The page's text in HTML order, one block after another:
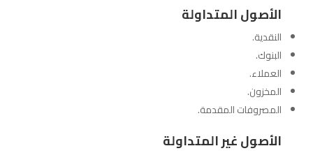
الأصول المتداولة
النقدية.
البنوك.
العملاء.
المخزون.
المصروفات المقدمة.
الأصول غير المتداولة